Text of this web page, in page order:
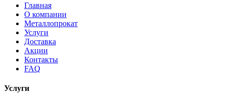
Главная
О компании
Металлопрокат
Услуги
Доставка
Акции
Контакты
FAQ
Услуги